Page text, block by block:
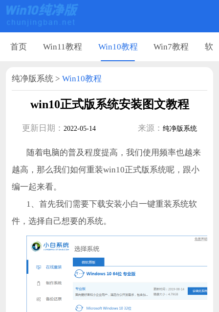
首页 Win11教程 Win10教程 Win7教程 软
纯净版系统 > Win10教程
win10正式版系统安装图文教程
更新日期： 2022-05-14 来源：纯净版系统
随着电脑的普及程度提高，我们使用频率也越来
越高，那么我们如何重装win10正式版系统呢，跟小
编一起来看。
1、首先我们需要下载安装小白一键重装系统软
件，选择自己想要的系统。